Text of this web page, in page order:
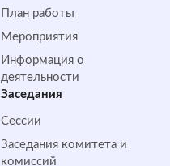
План работы
Мероприятия
Информация о
деятельности
Заседания
Сессии
Заседания комитета и
комиссий